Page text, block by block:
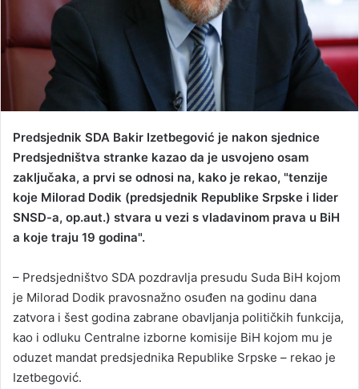
Predsjednik SDA Bakir Izetbegović je nakon sjednice
Predsjedništva stranke kazao da je usvojeno osam
zaključaka, a prvi se odnosi na, kako je rekao, "tenzije
koje Milorad Dodik (predsjednik Republike Srpske i lider
SNSD-a, op.aut.) stvara u vezi s vladavinom prava u BiH
a koje traju 19 godina".
– Predsjedništvo SDA pozdravlja presudu Suda BiH kojom
je Milorad Dodik pravosnažno osuđen na godinu dana
zatvora i šest godina zabrane obavljanja političkih funkcija,
kao i odluku Centralne izborne komisije BiH kojom mu je
oduzet mandat predsjednika Republike Srpske – rekao je
Izetbegović.